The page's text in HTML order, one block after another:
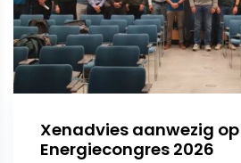
Xenadvies aanwezig op
Energiecongres 2026